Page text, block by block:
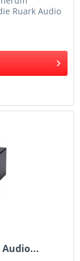
Ruark Audio
Audio...